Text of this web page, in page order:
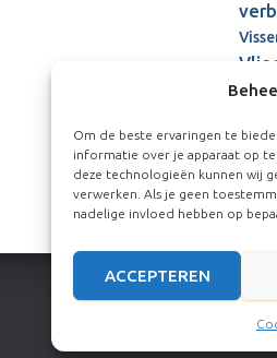
Om de beste ervaringen te
informatie over je apparaat op
deze technologieën kunnen wij
verwerken. Als je geen
nadelige invloed hebben op
ACCEPTEREN